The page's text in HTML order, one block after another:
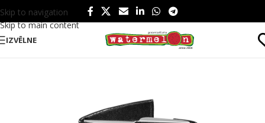
Skip to navigation
Skip to main content
IZVĒLNE
Sākums/ Birojam/ Kancelejas preces